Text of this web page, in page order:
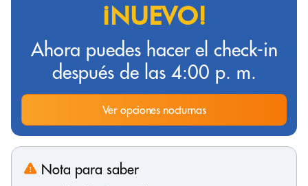
¡NUEVO!
Ahora puedes hacer el check-in
después de las 4:00 p. m.
Ver opciones nocturnas
Nota para saber